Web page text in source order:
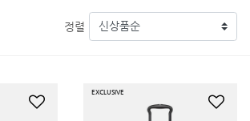
정렬
EXCLUSIVE